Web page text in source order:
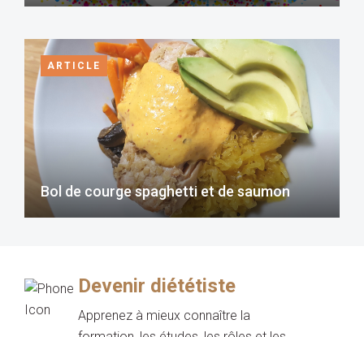
ARTICLE
Bol de courge spaghetti et de saumon
Devenir diététiste
Apprenez à mieux connaître la